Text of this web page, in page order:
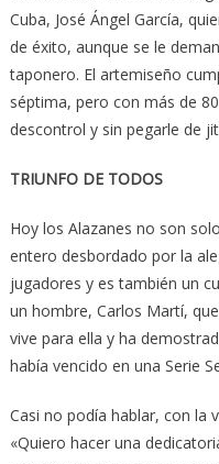
Cuba, José Ángel García,
de éxito, aunque se le
taponero. El artemiseño
séptima, pero con más de
descontrol y sin pegarle de
TRIUNFO DE TODOS
Hoy los Alazanes no son
entero desbordado por la
jugadores y es también un
un hombre, Carlos Martí,
vive para ella y ha
había vencido en una Serie
Casi no podía hablar, con la
«Quiero hacer una